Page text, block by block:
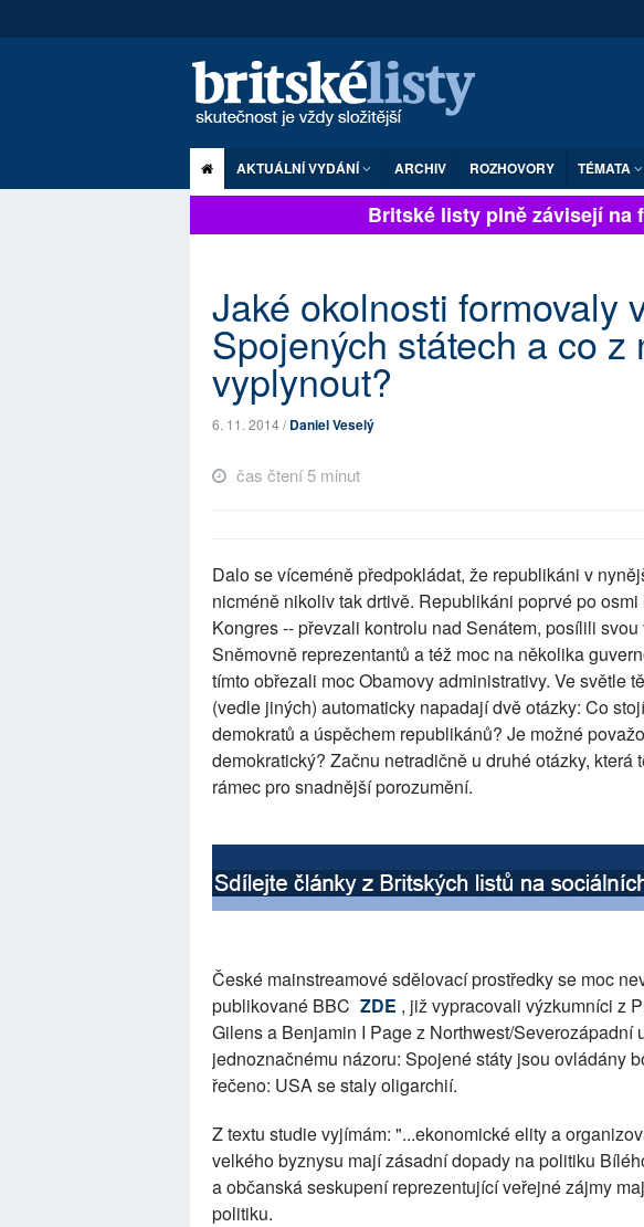
AKTUÁLNÍ VYDÁNÍ ARCHIV ROZHOVORY TÉMATA
Britské listy plně závisejí na
Jaké okolnosti formovaly
Spojených státech a co z
vyplynout?
6. 11. 2014 /Daniel Veselý
čas čtení 5 minut
Dalo se víceméně předpokládat, že republikáni v
nicméně nikoliv tak drtivě. Republikáni poprvé po
Kongres -- převzali kontrolu nad Senátem, posílili
Sněmovně reprezentantů a též moc na několika
tímto obřezali moc Obamovy administrativy. Ve světle
(vedle jiných) automaticky napadají dvě otázky: Co
demokratů a úspěchem republikánů? Je možné
demokratický? Začnu netradičně u druhé otázky, která
rámec pro snadnější porozumění.
České mainstreamové sdělovací prostředky se moc
publikované BBC ZDE , již vypracovali výzkumníci z
Gilens a Benjamin I Page z Northwest/Severozápadní
jednoznačnému názoru: Spojené státy jsou ovládány
řečeno: USA se staly oligarchií.
Z textu studie vyjímám: "...ekonomické elity a
velkého byznysu mají zásadní dopady na politiku
a občanská seskupení reprezentující veřejné zájmy
politiku.